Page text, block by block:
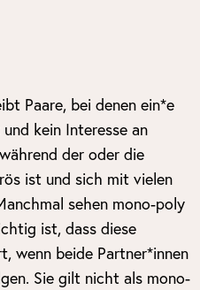
Paare, bei denen ein*e
kein Interesse an
der oder die
ist und sich mit vielen
sehen mono-poly
ist, dass diese
wenn beide Partner*innen
Sie gilt nicht als mono-